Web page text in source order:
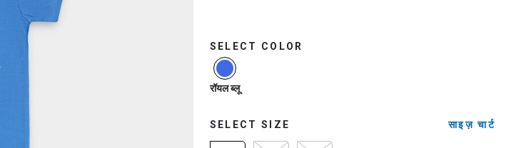
SELECT COLOR
selected
रॉयल ब्लू
SELECT SIZE साइज़ चार्ट